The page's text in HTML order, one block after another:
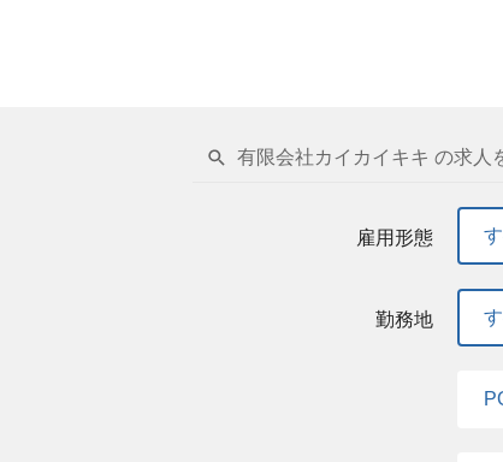
有限会社カイカイキキ の求人
雇用形態
勤務地